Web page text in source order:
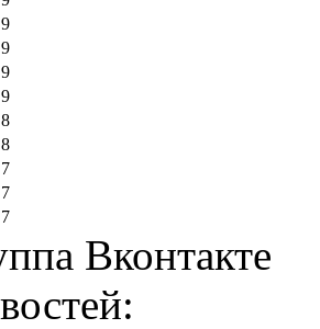
9
9
9
9
8
8
7
7
7
Вконтакте